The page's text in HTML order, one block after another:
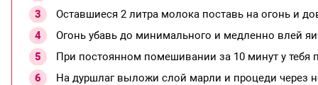
Оставшиеся 2 литра молока поставь на огонь и
Огонь убавь до минимального и медленно влей
При постоянном помешивании за 10 минут у тебя
На дуршлаг выложи слой марли и процеди через